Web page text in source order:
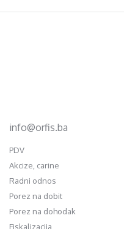
info@orfis.ba
PDV
Akcize, carine
Radni odnos
Porez na dobit
Porez na dohodak
Fiskalizacija